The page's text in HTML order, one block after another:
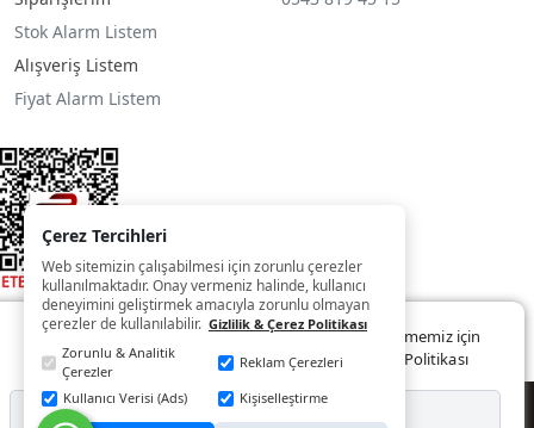
Web sitemizde size daha iyi ve kaliteli hizmet sunabilmemiz için
çerezler kullanılmaktadır. Detaylar:Gizlilik ve Çerez Politikası
Reddet
Stok Alarm Listem
Alışveriş Listem
Fiyat Alarm Listem
© Copyright 2022 - 2025
Çerez Tercihleri
Web sitemizin çalışabilmesi için zorunlu çerezler
kullanılmaktadır. Onay vermeniz halinde, kullanıcı
deneyimini geliştirmek amacıyla zorunlu olmayan
çerezler de kullanılabilir. Gizlilik & Çerez Politikası
Zorunlu & Analitik
Çerezler
Reklam Çerezleri
Kullanıcı Verisi (Ads)
Kişiselleştirme